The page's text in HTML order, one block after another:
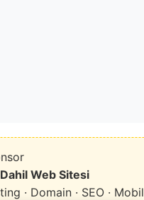
Web Sitesi
· Domain · SEO · Mobil